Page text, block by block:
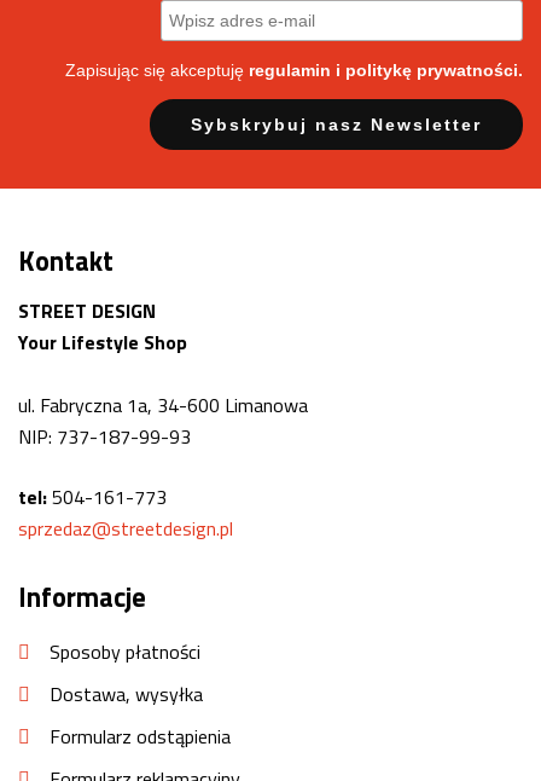
Zapisując się akceptuję regulamin i politykę prywatności.
Kontakt
STREET DESIGN
Your Lifestyle Shop
ul. Fabryczna 1a, 34-600 Limanowa
NIP: 737-187-99-93
tel:504-161-773
sprzedaz@streetdesign.pl
Informacje
Sposoby płatności
Dostawa, wysyłka
Formularz odstąpienia